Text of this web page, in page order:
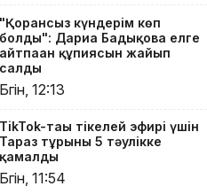
Украина
АҚШ-тың
Ресейге
қарсы
жаңа
қолдады
8 тамызға
арналған
"Қорғансыз күндерім көп
болды": Дариға Бадықова елге
айтпаған құпиясын жайып
салды
Бүгін, 12:13
TikTok-тағы тікелей эфирі үшін
Тараз тұрғыны 5 тәулікке
қамалды
Бүгін, 11:54